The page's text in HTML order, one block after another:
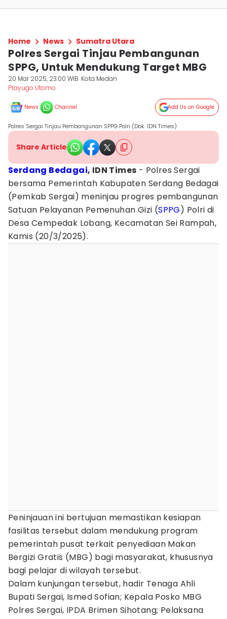
Home News Sumatra Utara
Polres Sergai Tinjau Pembangunan
SPPG, Untuk Mendukung Target MBG
20 Mar 2025, 23:00 WIB Kota Medan
Prayugo Utomo
News Channel Add Us on Google
Polres Sergai Tinjau Pembangunan SPPG Polri (Dok. IDN Times)
Share Article
Serdang Bedagai, IDN Times - Polres Sergai
bersama Pemerintah Kabupaten Serdang Bedagai
(Pemkab Sergai) meninjau progres pembangunan
Satuan Pelayanan Pemenuhan Gizi (SPPG) Polri di
Desa Cempedak Lobang, Kecamatan Sei Rampah,
Kamis (20/3/2025).
Peninjauan ini bertujuan memastikan kesiapan
fasilitas tersebut dalam mendukung program
pemerintah pusat terkait penyediaan Makan
Bergizi Gratis (MBG) bagi masyarakat, khususnya
bagi pelajar di wilayah tersebut.
Dalam kunjungan tersebut, hadir Tenaga Ahli
Bupati Sergai, Ismed Sofian; Kepala Posko MBG
Polres Sergai, IPDA Brimen Sihotang; Pelaksana